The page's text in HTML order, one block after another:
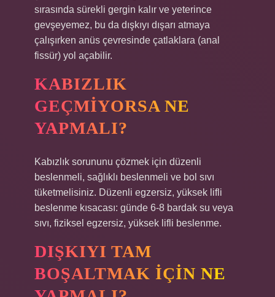
sırasında sürekli gergin kalır ve yeterince
gevşeyemez, bu da dışkıyı dışarı atmaya
çalışırken anüs çevresinde çatlaklara (anal
fissür) yol açabilir.
KABIZLIK
GEÇMIYORSA NE
YAPMALI?
Kabızlık sorununu çözmek için düzenli
beslenmeli, sağlıklı beslenmeli ve bol sıvı
tüketmelisiniz. Düzenli egzersiz, yüksek lifli
beslenme kısacası: günde 6-8 bardak su veya
sıvı, fiziksel egzersiz, yüksek lifli beslenme.
DIŞKIYI TAM
BOŞALTMAK IÇIN NE